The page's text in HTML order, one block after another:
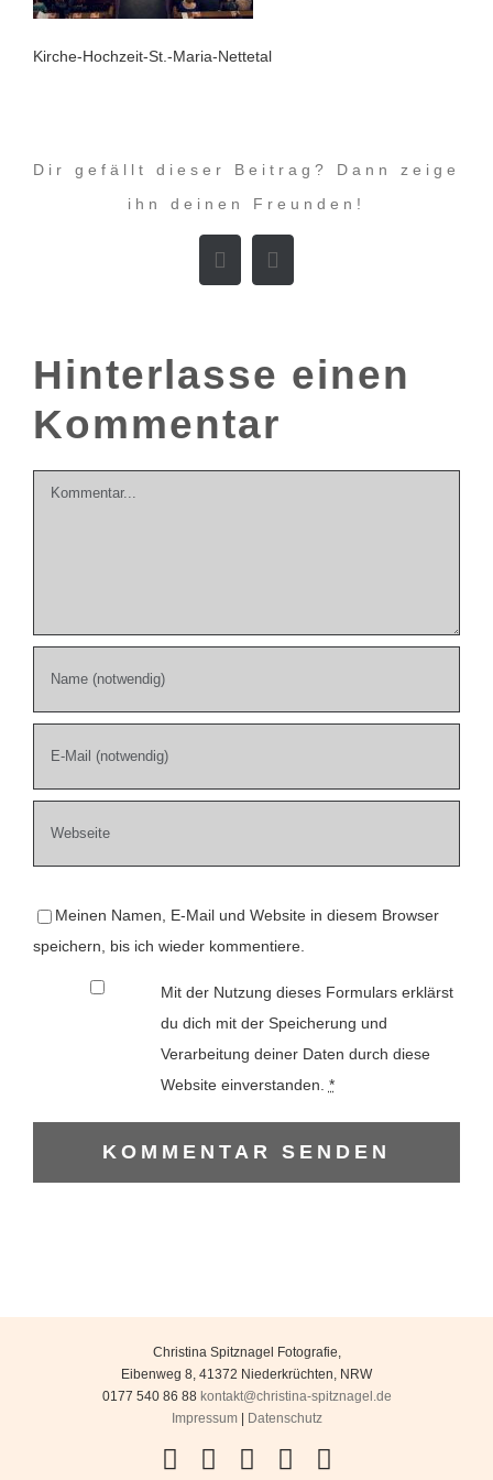
Kirche-Hochzeit-St.-Maria-Nettetal
Dir gefällt dieser Beitrag? Dann zeige
ihn deinen Freunden!
Facebook
E-
Mail
Hinterlasse einen
Kommentar
Kommentar
Meinen Namen, E-Mail und Website in diesem Browser
speichern, bis ich wieder kommentiere.
Mit der Nutzung dieses Formulars erklärst
du dich mit der Speicherung und
Verarbeitung deiner Daten durch diese
Website einverstanden. *
Christina Spitznagel Fotografie
Eibenweg 8 41372 Niederkrüchten NRW
0177 540 86 88 kontakt@christina-spitznagel.de
Impressum| Datenschutz
Facebook
Instagram
YouTube
Flickr